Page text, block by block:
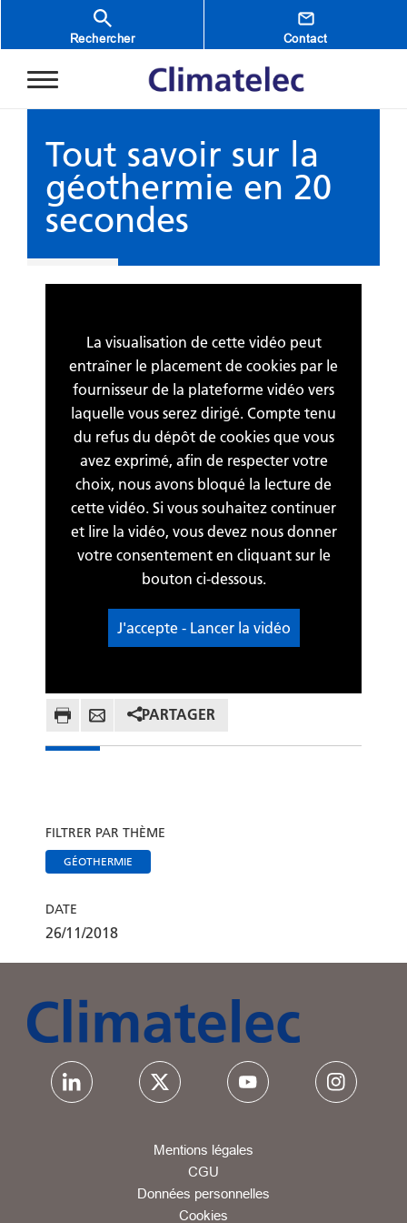
Aller au contenu principal
Rechercher Contact
Tout savoir sur la
géothermie en 20
secondes
La visualisation de cette vidéo peut
entraîner le placement de cookies par le
fournisseur de la plateforme vidéo vers
laquelle vous serez dirigé. Compte tenu
du refus du dépôt de cookies que vous
avez exprimé, afin de respecter votre
choix, nous avons bloqué la lecture de
cette vidéo. Si vous souhaitez continuer
et lire la vidéo, vous devez nous donner
votre consentement en cliquant sur le
bouton ci-dessous.
J'accepte - Lancer la vidéo
PARTAGER
FILTRER PAR THÈME
GÉOTHERMIE
DATE
26/11/2018
Mentions légales
CGU
Données personnelles
Cookies